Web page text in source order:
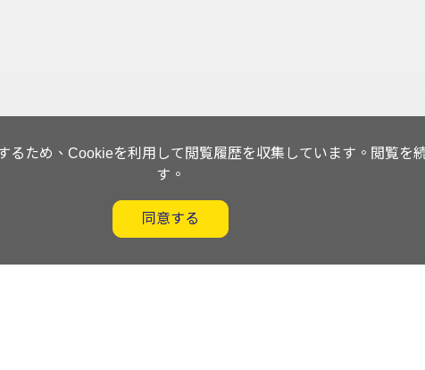
ため、Cookieを利用して閲覧履歴を収集しています。閲覧を
す。
同意する